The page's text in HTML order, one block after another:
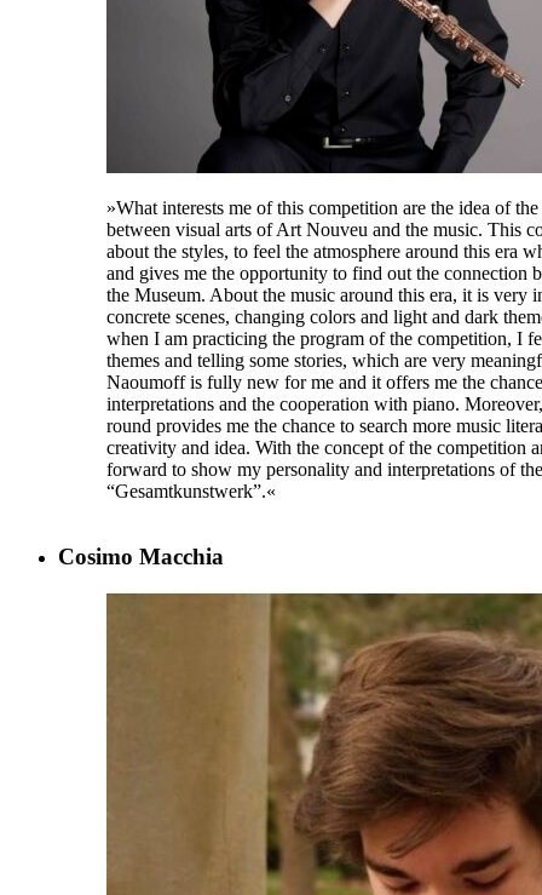
»What interests me of this competition are the idea of
between visual arts of Art Nouveu and the music. This
about the styles, to feel the atmosphere around this era
and gives me the opportunity to find out the connection
the Museum. About the music around this era, it is very
concrete scenes, changing colors and light and dark
when I am practicing the program of the competition, I
themes and telling some stories, which are very
Naoumoff is fully new for me and it offers me the
interpretations and the cooperation with piano.
round provides me the chance to search more music
creativity and idea. With the concept of the competition
forward to show my personality and interpretations of
“Gesamtkunstwerk”.«
Cosimo Macchia